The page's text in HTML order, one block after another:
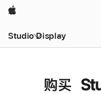
Apple
Studio Display
购买